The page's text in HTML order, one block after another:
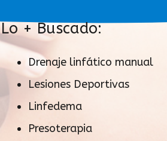
Lo + Buscado:
Drenaje linfático manual
Lesiones Deportivas
Linfedema
Presoterapia